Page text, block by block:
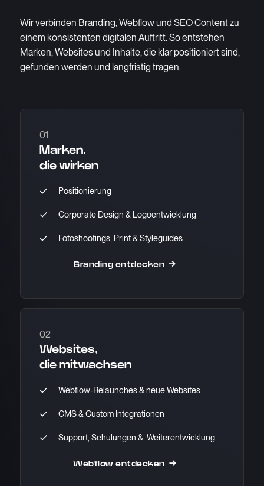
Wir verbinden Branding, Webflow und SEO Content zu
einem konsistenten digitalen Auftritt. So entstehen
Marken, Websites und Inhalte, die klar positioniert sind,
gefunden werden und langfristig tragen.
01
Marken,
die wirken
Positionierung
Corporate Design & Logoentwicklung
Fotoshootings, Print & Styleguides
Branding entdecken →
02
Websites,
die mitwachsen
Webflow-Relaunches & neue Websites
CMS & Custom Integrationen
Support, Schulungen & Weiterentwicklung
Webflow entdecken →